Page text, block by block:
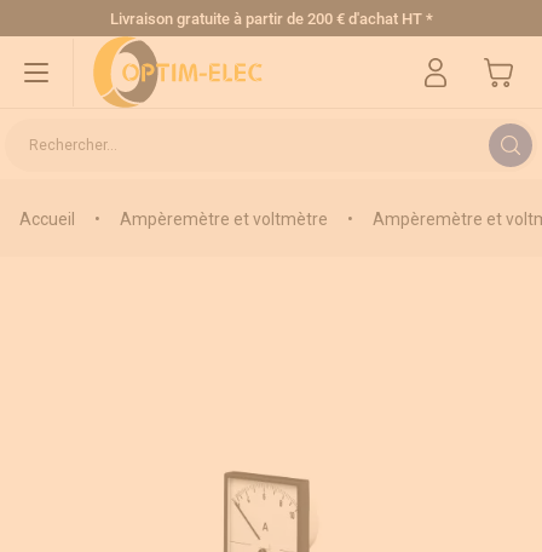
Allez au contenuLivraison gratuite à partir de 200 € d'achat HT *
Mon
Rechercher...
Accueil • Ampèremètre et voltmètre • Ampèremètre et